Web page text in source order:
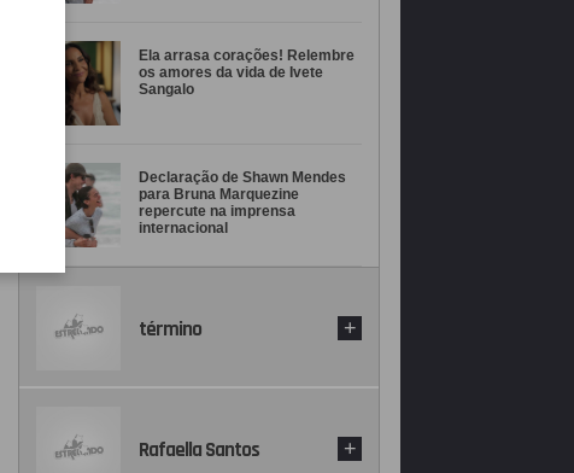
Ela arrasa corações! Relembre
os amores da vida de Ivete
Sangalo
Declaração de Shawn Mendes
para Bruna Marquezine
repercute na imprensa
internacional
término +
Rafaella Santos +